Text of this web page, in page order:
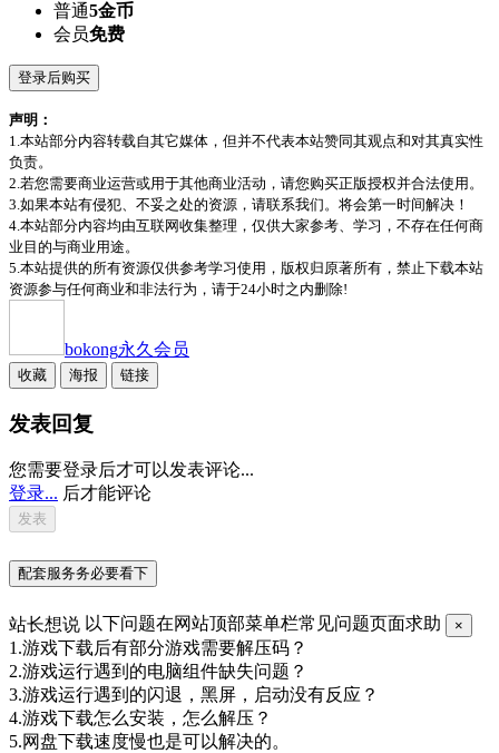
普通5金币
会员免费
登录后购买
声明：
1.本站部分内容转载自其它媒体，但并不代表本站赞同其观点和对其真实性
负责。
2.若您需要商业运营或用于其他商业活动，请您购买正版授权并合法使用。
3.如果本站有侵犯、不妥之处的资源，请联系我们。将会第一时间解决！
4.本站部分内容均由互联网收集整理，仅供大家参考、学习，不存在任何商
业目的与商业用途。
5.本站提供的所有资源仅供参考学习使用，版权归原著所有，禁止下载本站
资源参与任何商业和非法行为，请于24小时之内删除!
bokong永久会员
收藏 海报 链接
发表回复
您需要登录后才可以发表评论...
登录... 后才能评论
配套服务务必要看下
站长想说 以下问题在网站顶部菜单栏常见问题页面求助 ×
1.游戏下载后有部分游戏需要解压码？
2.游戏运行遇到的电脑组件缺失问题？
3.游戏运行遇到的闪退，黑屏，启动没有反应？
4.游戏下载怎么安装，怎么解压？
5.网盘下载速度慢也是可以解决的。